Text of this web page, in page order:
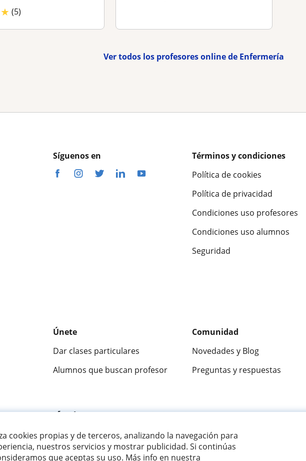
cookies propias y de terceros, analizando la navegación para
nuestros servicios y mostrar publicidad. Si continúas
que aceptas su uso. Más info en nuestra
★ (5)
Ver todos los profesores online de Enfermería
Síguenos en
Términos y condiciones
Política de cookies
Política de privacidad
Condiciones uso profesores
Condiciones uso alumnos
Seguridad
Únete
Dar clases particulares
Alumnos que buscan profesor
Comunidad
Novedades y Blog
Preguntas y respuestas
Fantástica 9,5/10 ★★★★★